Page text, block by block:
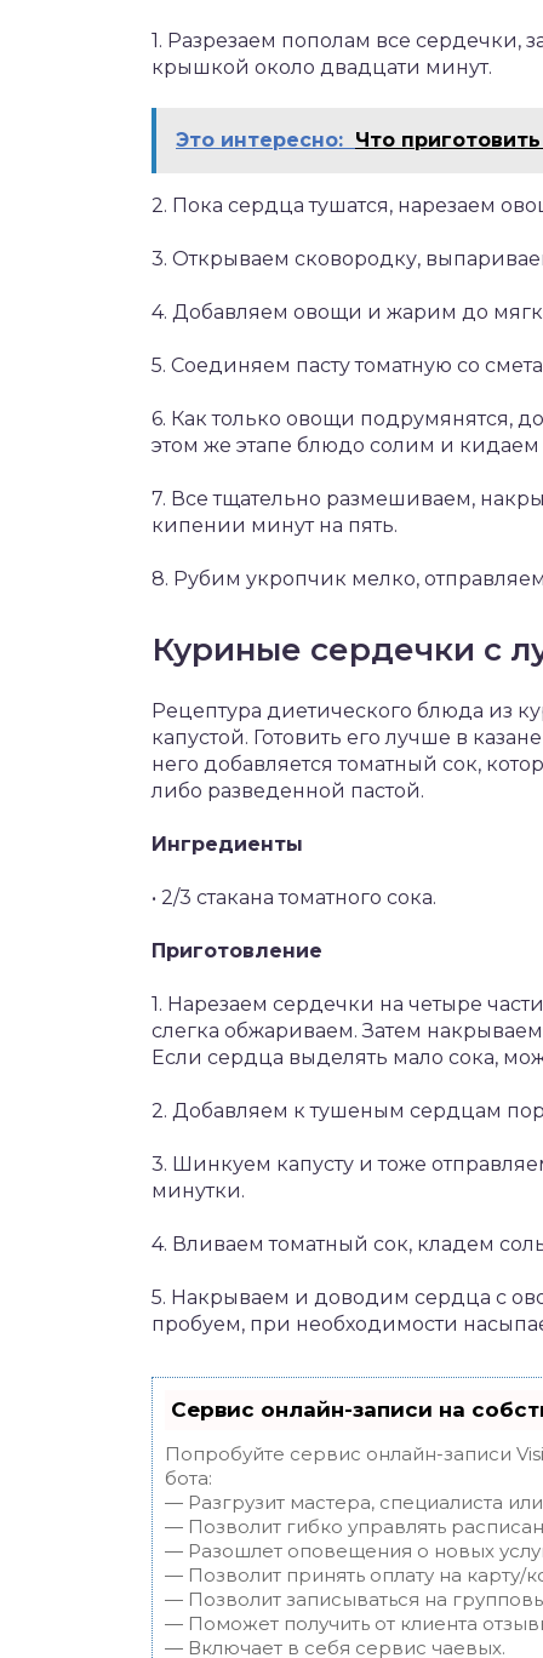
1. Разрезаем пополам все сердечки,
крышкой около двадцати минут.
Это интересно: Что
2. Пока сердца тушатся, нарезаем
3. Открываем сковородку,
4. Добавляем овощи и жарим до
5. Соединяем пасту томатную со
6. Как только овощи подрумянятся,
этом же этапе блюдо солим и
7. Все тщательно размешиваем,
кипении минут на пять.
8. Рубим укропчик мелко,
Куриные сердечки с
Рецептура диетического блюда из
капустой. Готовить его лучше в
него добавляется томатный сок,
либо разведенной пастой.
Ингредиенты
• 2/3 стакана томатного сока.
Приготовление
1. Нарезаем сердечки на четыре
слегка обжариваем. Затем
Если сердца выделять мало сока,
2. Добавляем к тушеным сердцам
3. Шинкуем капусту и тоже
минутки.
4. Вливаем томатный сок, кладем
5. Накрываем и доводим сердца с
пробуем, при необходимости
Сервис онлайн-записи на
Попробуйте сервис онлайн-записи
бота:
— Разгрузит мастера, специалиста
— Позволит гибко управлять
— Разошлет оповещения о новых
— Позволит принять оплату на карту/
— Позволит записываться на
— Поможет получить от клиента
— Включает в себя сервис чаевых.